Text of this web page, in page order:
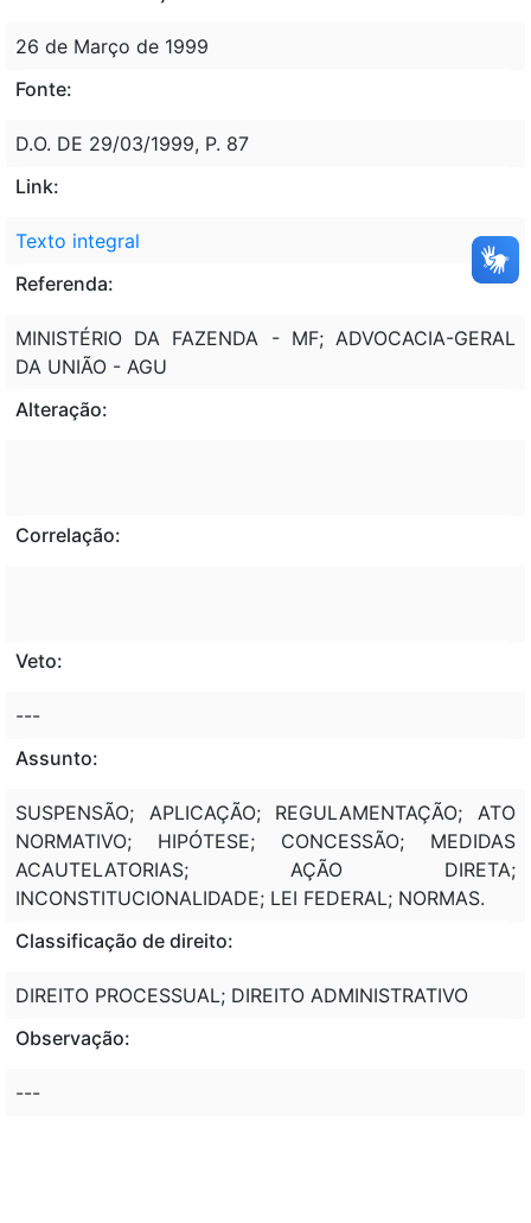
26 de Março de 1999
Fonte:
D.O. DE 29/03/1999, P. 87
Link:
Texto integral
Referenda:
MINISTÉRIO DA FAZENDA - MF; ADVOCACIA-GERAL
DA UNIÃO - AGU
Alteração:
Correlação:
Veto:
---
Assunto:
SUSPENSÃO; APLICAÇÃO; REGULAMENTAÇÃO; ATO
NORMATIVO; HIPÓTESE; CONCESSÃO; MEDIDAS
ACAUTELATORIAS; AÇÃO DIRETA;
INCONSTITUCIONALIDADE; LEI FEDERAL; NORMAS.
Classificação de direito:
DIREITO PROCESSUAL; DIREITO ADMINISTRATIVO
Observação:
---